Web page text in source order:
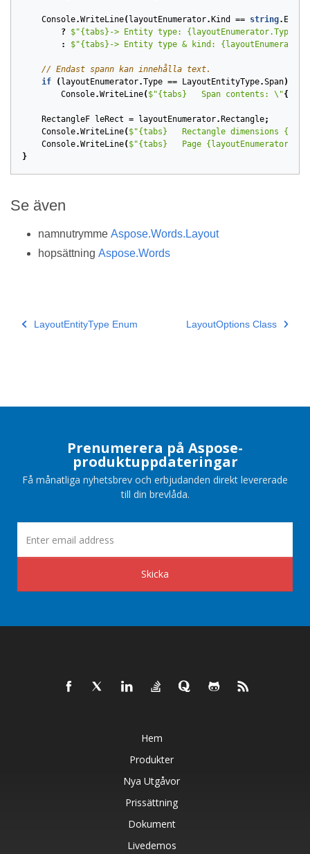
Console.WriteLine( layoutEnumerator. Kind == string. Empty
? $"{tabs}-> Entity type: {layoutEnumerator.Type}"
:
$"{tabs}-> Entity type & kind:
// Endast spann kan innehålla text.
if
( layoutEnumerator.Type == LayoutEntityType.Span)
Console.WriteLine( $"{tabs}   Span contents: \"{
RectangleF leRect = layoutEnumerator. Rectangle;
Console.WriteLine( $"{tabs}   Rectangle dimensions
Console.WriteLine( $"{tabs}   Page
}
Se även
namnutrymme Aspose.Words.Layout
hopsättning Aspose.Words
LayoutEntityType Enum LayoutOptions Class
Prenumerera på Aspose-
produktuppdateringar
Få månatliga nyhetsbrev och erbjudanden direkt levererade
till din brevlåda.
Skicka
Hem
Produkter
Nya Utgåvor
Prissättning
Dokument
Livedemos